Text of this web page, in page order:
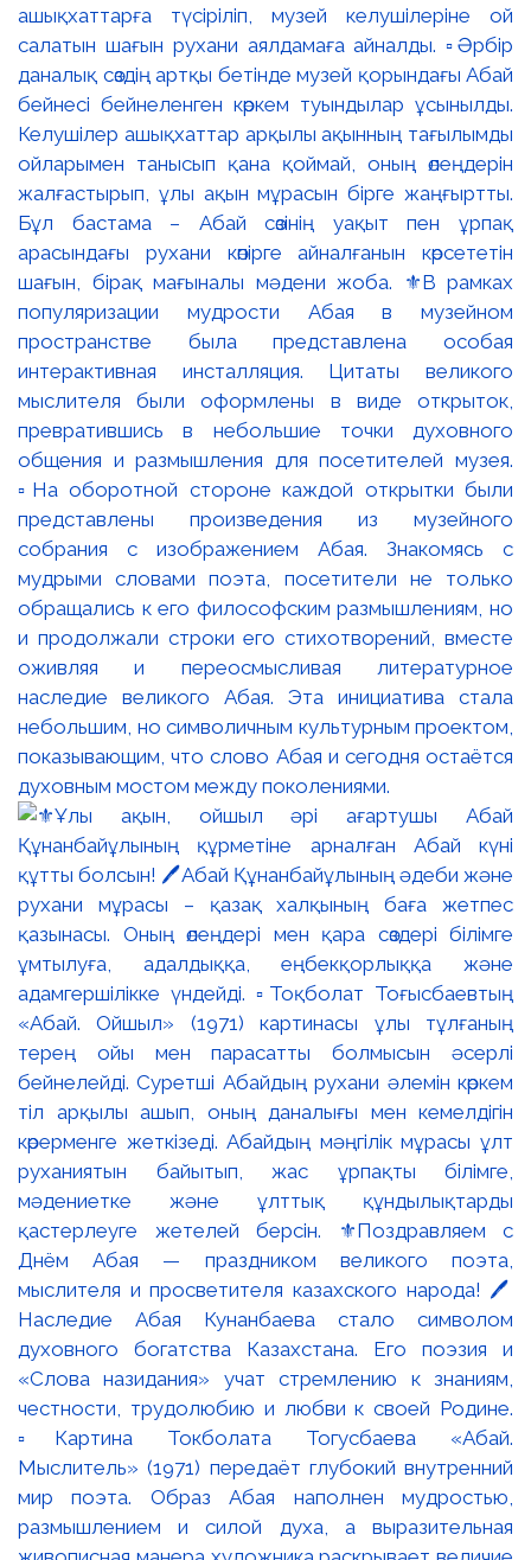
ашықхаттарға түсіріліп, музей келушілеріне ой
салатын шағын рухани аялдамаға айналды. ▫️Әрбір
даналық сөздің артқы бетінде музей қорындағы Абай
бейнесі бейнеленген көркем туындылар ұсынылды.
Келушілер ашықхаттар арқылы ақынның тағылымды
ойларымен танысып қана қоймай, оның өлеңдерін
жалғастырып, ұлы ақын мұрасын бірге жаңғыртты.
Бұл бастама – Абай сөзінің уақыт пен ұрпақ
арасындағы рухани көпірге айналғанын көрсететін
шағын, бірақ мағыналы мәдени жоба. ⚜️В рамках
популяризации мудрости Абая в музейном
пространстве была представлена особая
интерактивная инсталляция. Цитаты великого
мыслителя были оформлены в виде открыток,
превратившись в небольшие точки духовного
общения и размышления для посетителей музея.
▫️На оборотной стороне каждой открытки были
представлены произведения из музейного
собрания с изображением Абая. Знакомясь с
мудрыми словами поэта, посетители не только
обращались к его философским размышлениям, но
и продолжали строки его стихотворений, вместе
оживляя и переосмысливая литературное
наследие великого Абая. Эта инициатива стала
небольшим, но символичным культурным проектом,
показывающим, что слово Абая и сегодня остаётся
духовным мостом между поколениями.